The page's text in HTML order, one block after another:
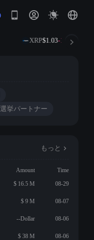
XRP$1.03-1.01%
選挙パートナー
もっと
Amount
Time
$ 16.5 M 08-29
$ 9 M 08-07
--Dollar 08-06
$ 38 M 08-06